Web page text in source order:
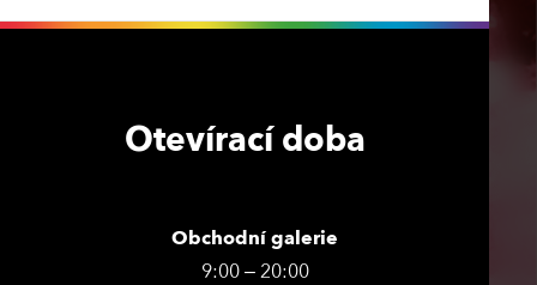
Otevírací doba
Obchodní galerie
9:00 – 20:00